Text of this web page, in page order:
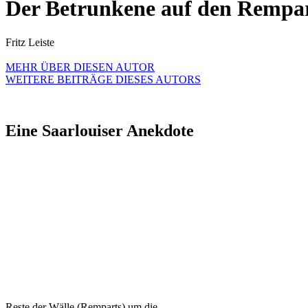
Der Betrunkene auf den
Fritz Leiste
MEHR ÜBER DIESEN AUTOR
WEITERE BEITRÄGE DIESES AUTORS
Eine Saarlouiser Anekdote